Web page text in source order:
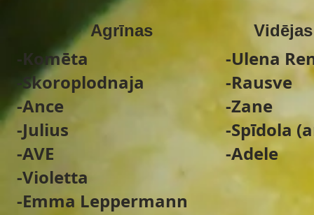
Agrīnas
-Komēta
-Skoroplodnaja
-Ance
-Julius
-AVE
-Violetta
-Emma Leppermann
-Ulena
-Rausve
-Zane
-Spīdola
-Adele